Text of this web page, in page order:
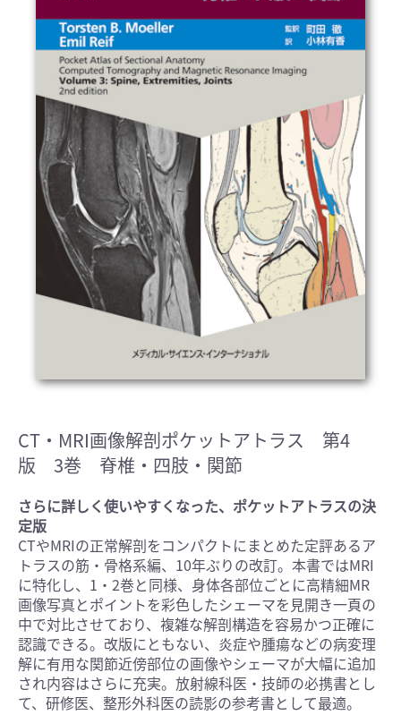
CT・MRI画像解剖ポケットアトラス 第4
版 3巻 脊椎・四肢・関節
さらに詳しく使いやすくなった、ポケットアトラスの決
定版
CTやMRIの正常解剖をコンパクトにまとめた定評あるア
トラスの筋・骨格系編、10年ぶりの改訂。本書ではMRI
に特化し、1・2巻と同様、身体各部位ごとに高精細MR
画像写真とポイントを彩色したシェーマを見開き一頁の
中で対比させており、複雑な解剖構造を容易かつ正確に
認識できる。改版にともない、炎症や腫瘍などの病変理
解に有用な関節近傍部位の画像やシェーマが大幅に追加
され内容はさらに充実。放射線科医・技師の必携書とし
て、研修医、整形外科医の読影の参考書として最適。